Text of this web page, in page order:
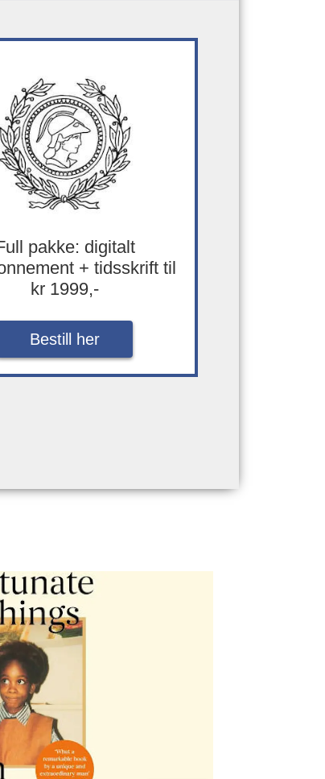
pakke: digitalt
+ tidsskrift til
kr 1999,-
Bestill her